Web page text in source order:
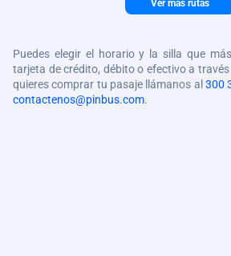
Ver más rutas
Puedes elegir el horario y la silla que
tarjeta de crédito, débito o efectivo a
quieres comprar tu pasaje llámanos al 300
contactenos@pinbus.com.